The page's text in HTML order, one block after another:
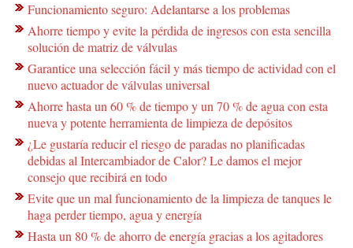
Funcionamiento seguro: Adelantarse a los problemas
Ahorre tiempo y evite la pérdida de ingresos con esta sencilla
solución de matriz de válvulas
Garantice una selección fácil y más tiempo de actividad con el
nuevo actuador de válvulas universal
Ahorre hasta un 60 % de tiempo y un 70 % de agua con esta
nueva y potente herramienta de limpieza de depósitos
¿Le gustaría reducir el riesgo de paradas no planificadas
debidas al Intercambiador de Calor? Le damos el mejor
consejo que recibirá en todo
Evite que un mal funcionamiento de la limpieza de tanques le
haga perder tiempo, agua y energía
Hasta un 80 % de ahorro de energía gracias a los agitadores